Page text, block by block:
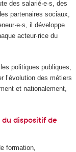
des salarié·e·s, des
partenaires sociaux,
il développe
acteur·rice du
politiques publiques,
l’évolution des métiers
et nationalement,
dispositif de
formation,